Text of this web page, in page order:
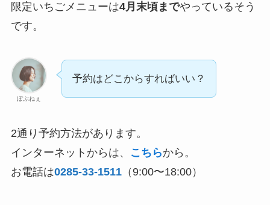
限定いちごメニューは4月末頃までやっているそう
です。
ぼぶねぇ
予約はどこからすればいい？
2通り予約方法があります。
インターネットからは、
こちらから。
お電話は0285-33-1511（9:00〜18:00）